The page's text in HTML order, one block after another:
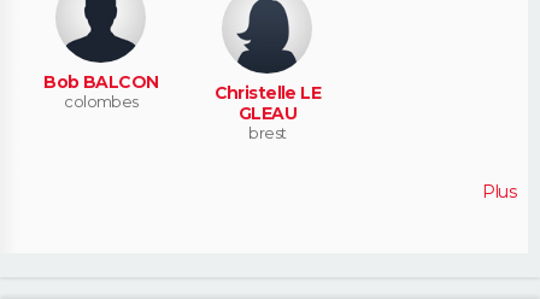
Bob BALCON
colombes
Christelle LE
GLEAU
brest
Plus